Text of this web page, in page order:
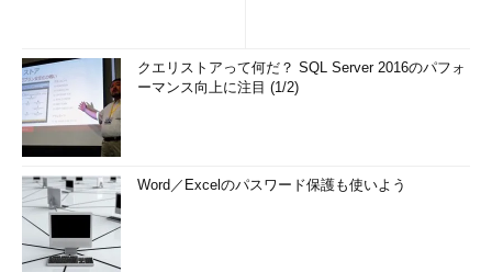
クエリストアって何だ？ SQL Server 2016のパフォ
ーマンス向上に注目 (1/2)
Word／Excelのパスワード保護も使いよう